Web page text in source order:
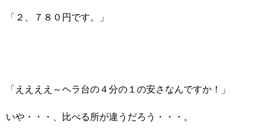
「２、７８０円です。」
「ええええ～ヘラ台の４分の１の安さなんですか！」
いや・・・、比べる所が違うだろう・・・。